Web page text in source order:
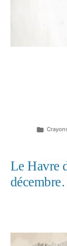
Publié
Le Havre